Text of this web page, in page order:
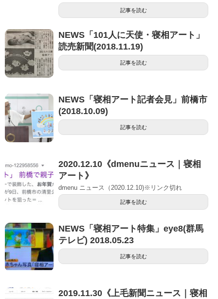
記事を読む
NEWS「101人に天使・寝相アート」
読売新聞(2018.11.19)
記事を読む
NEWS「寝相アート記者会見」前橋市
(2018.10.09)
記事を読む
2020.12.10《dmenuニュース｜寝相
アート》
dmenu ニュース（2020.12.10)※リンク切れ
記事を読む
NEWS「寝相アート特集」eye8(群馬
テレビ) 2018.05.23
記事を読む
2019.11.30《上毛新聞ニュース｜寝相